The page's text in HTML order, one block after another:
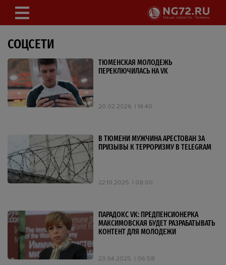
СОЦСЕТИ
ТЮМЕНСКАЯ МОЛОДЕЖЬ
ПЕРЕКЛЮЧИЛАСЬ НА VK
20.02.2026 14:40
В ТЮМЕНИ МУЖЧИНА АРЕСТОВАН ЗА
ПРИЗЫВЫ К ТЕРРОРИЗМУ В TELEGRAM
22.10.2025 08:00
ПАРАДОКС VK: ПРЕДПЕНСИОНЕРКА
МАКСИМОВСКАЯ БУДЕТ РАЗРАБАТЫВАТЬ
КОНТЕНТ ДЛЯ МОЛОДЕЖИ
23.04.2025 06:58